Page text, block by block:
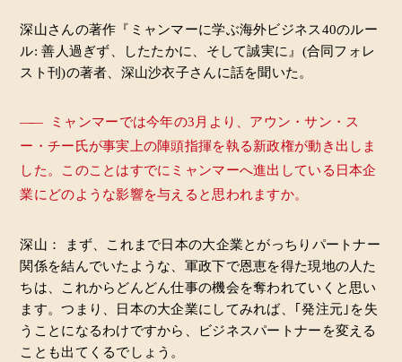
深山さんの著作『ミャンマーに学ぶ海外ビジネス40のルー
ル: 善人過ぎず、したたかに、そして誠実に』(合同フォレ
スト刊)の著者、深山沙衣子さんに話を聞いた。
――
ミャンマーでは今年の3月より、アウン・サン・ス
ー・チー氏が事実上の陣頭指揮を執る新政権が動き出しま
した。このことはすでにミャンマーへ進出している日本企
業にどのような影響を与えると思われますか。
深山： まず、これまで日本の大企業とがっちりパートナー
関係を結んでいたような、軍政下で恩恵を得た現地の人た
ちは、これからどんどん仕事の機会を奪われていくと思い
ます。つまり、日本の大企業にしてみれば、｢発注元｣を失
うことになるわけですから、ビジネスパートナーを変える
ことも出てくるでしょう。